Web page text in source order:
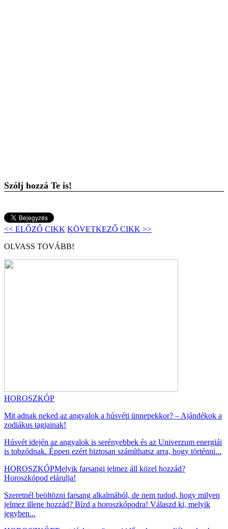
Szólj hozzá Te is!
<< ELŐZŐ CIKK KÖVETKEZŐ CIKK >>
OLVASS TOVÁBB!
HOROSZKÓP
Mit adnak neked az angyalok a húsvéti ünnepekkor? – Ajándékok a
zodiákus tagjainak!
Húsvét idején az angyalok is serényebbek és az Univerzum energiái
is tobzódnak. Éppen ezért biztosan számíthatsz arra, hogy történni...
HOROSZKÓPMelyik farsangi jelmez áll közel hozzád?
Horoszkópod elárulja!
Szeretnél beöltözni farsang alkalmából, de nem tudod, hogy milyen
jelmez illene hozzád? Bízd a horoszkópodra! Válaszd ki, melyik
jegyben...